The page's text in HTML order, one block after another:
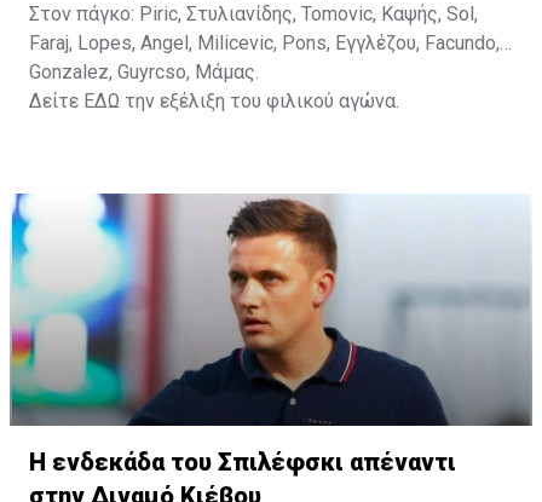
Στον πάγκο: Piric, Στυλιανίδης, Tomovic, Καψής, Sol,
Faraj, Lopes, Angel, Milicevic, Pons, Εγγλέζου, Facundo,
Gonzalez, Guyrcso, Μάμας.
Δείτε ΕΔΩ την εξέλιξη του φιλικού αγώνα.
Η ενδεκάδα του Σπιλέφσκι απέναντι
στην Διναμό Κιέβου